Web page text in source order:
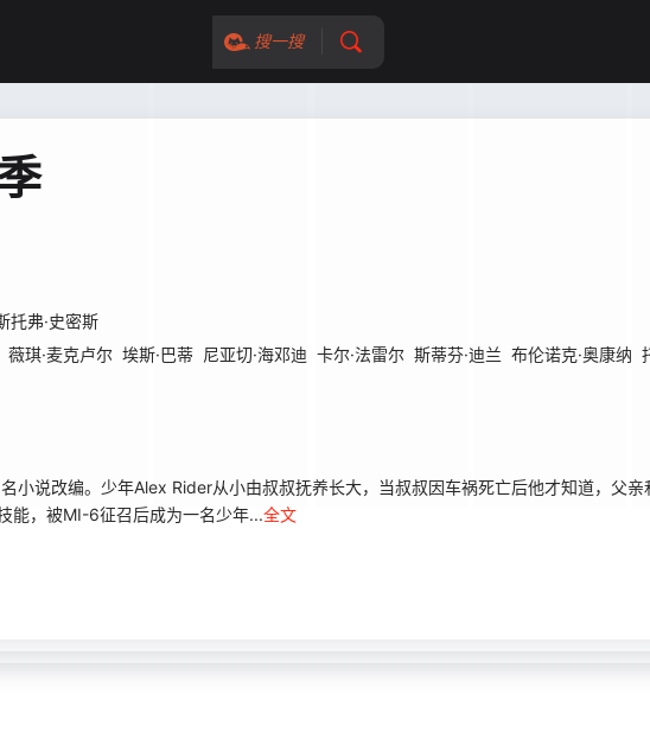
搜一搜
托弗·史密斯
薇琪·麦克卢尔 埃斯·巴蒂 尼亚切·海邓迪 卡尔·法雷尔 斯蒂芬·迪兰 布伦诺克·奥康纳
说改编。少年Alex Rider从小由叔叔抚养长大，当叔叔因车祸死亡后他才知道，父
能，被MI-6征召后成为一名少年...全文